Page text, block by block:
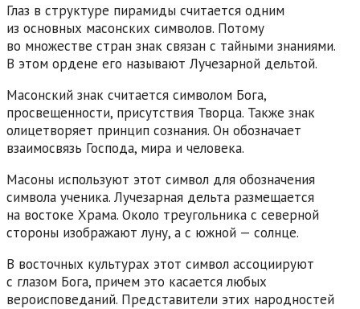
Глаз в структуре пирамиды считается одним
из основных масонских символов. Потому
во множестве стран знак связан с тайными знаниями.
В этом ордене его называют Лучезарной дельтой.
Масонский знак считается символом Бога,
просвещенности, присутствия Творца. Также знак
олицетворяет принцип сознания. Он обозначает
взаимосвязь Господа, мира и человека.
Масоны используют этот символ для обозначения
символа ученика. Лучезарная дельта размещается
на востоке Храма. Около треугольника с северной
стороны изображают луну, а с южной — солнце.
В восточных культурах этот символ ассоциируют
с глазом Бога, причем это касается любых
вероисповеданий. Представители этих народностей